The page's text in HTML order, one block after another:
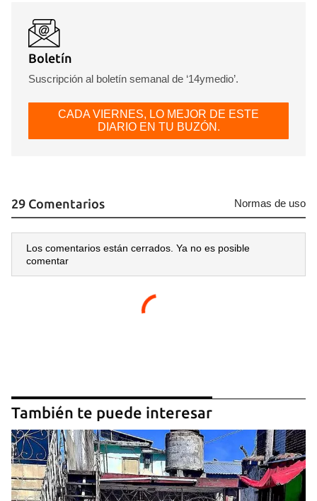
Boletín
Suscripción al boletín semanal de ‘14ymedio’.
CADA VIERNES, LO MEJOR DE ESTE
DIARIO EN TU BUZÓN.
29 Comentarios Normas de uso
Los comentarios están cerrados. Ya no es posible
comentar
También te puede interesar